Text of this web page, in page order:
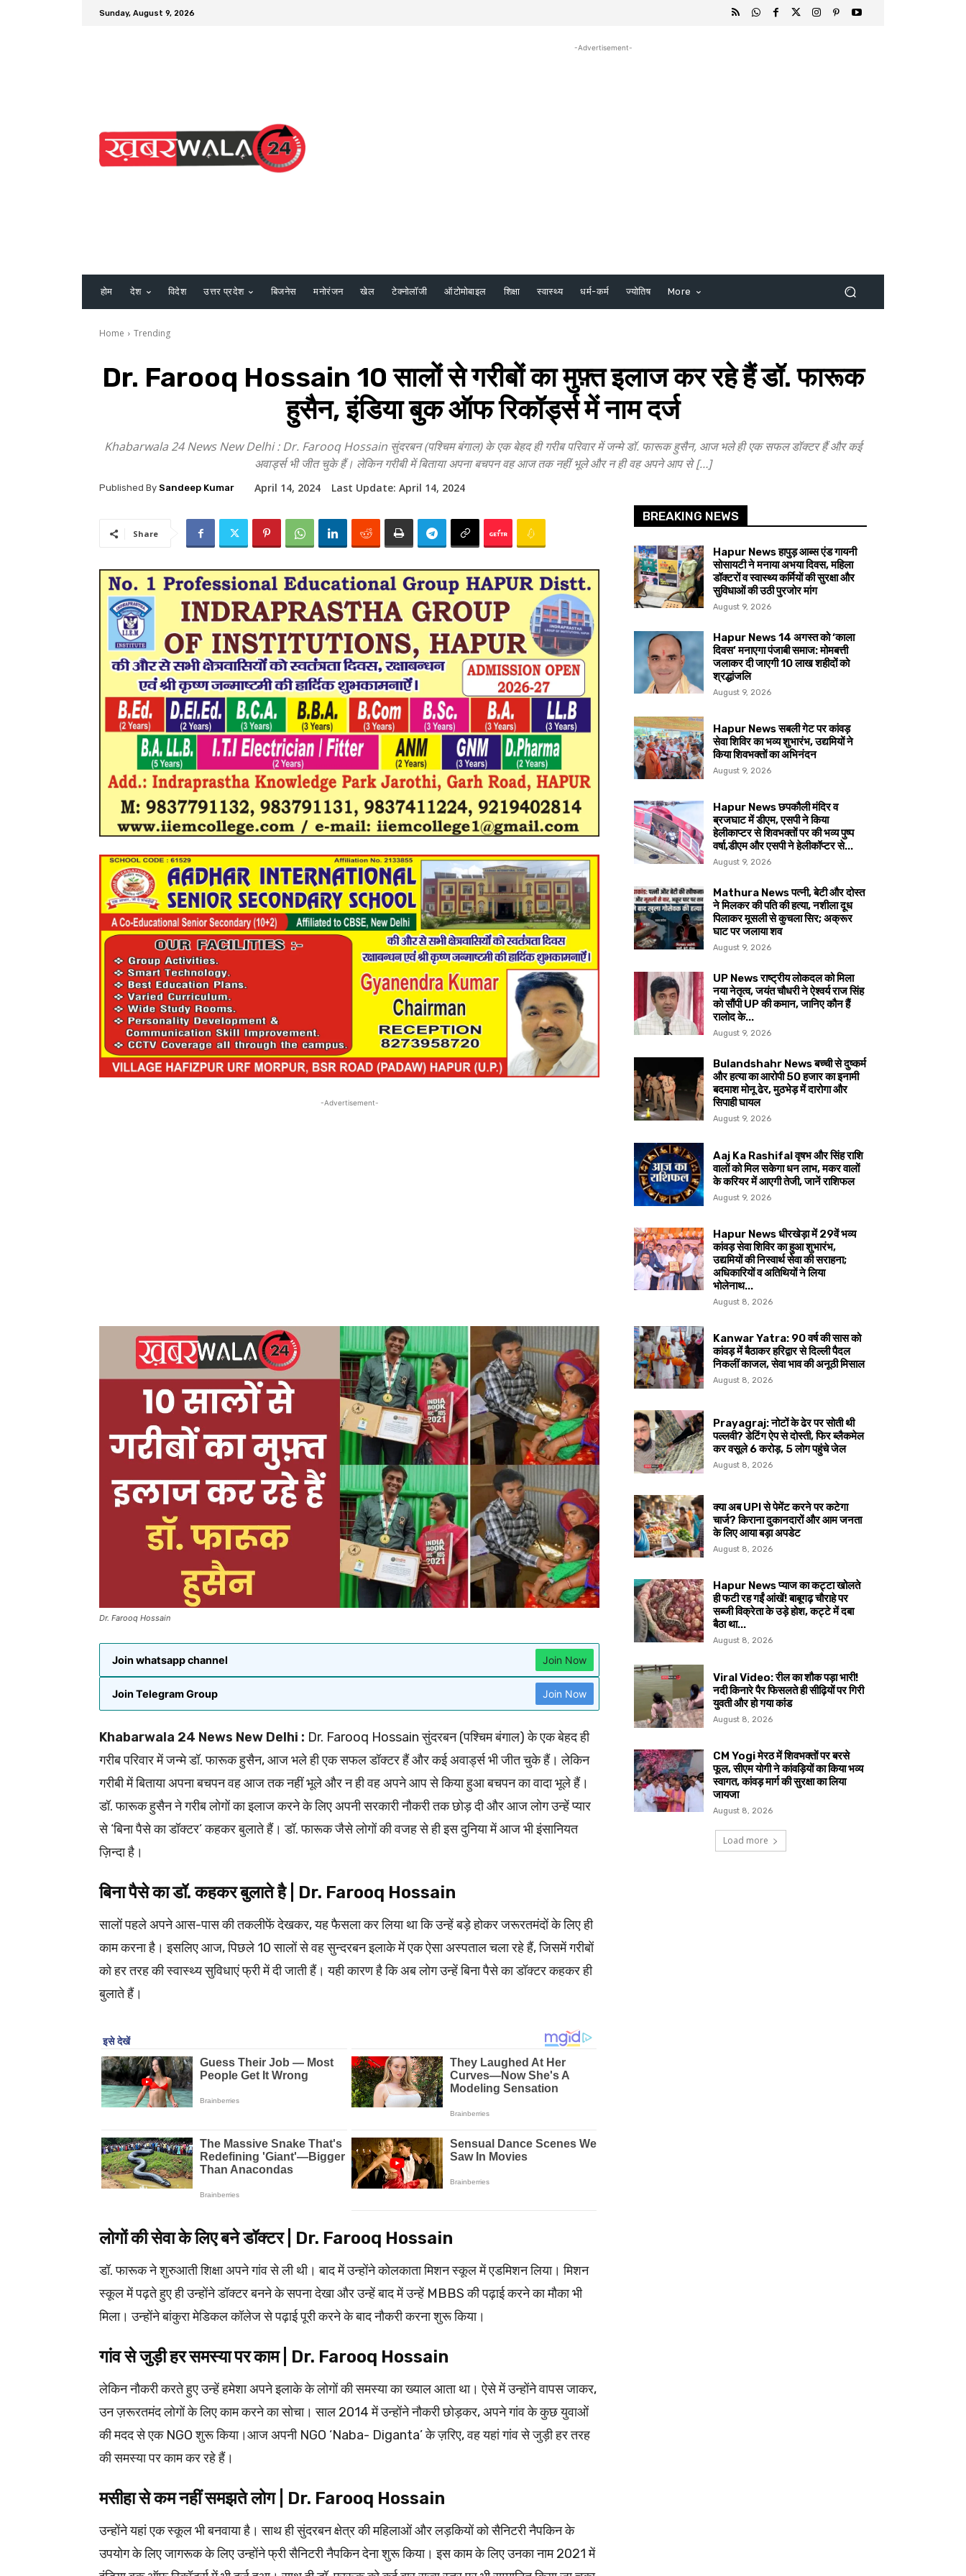
Sunday, August 9, 2026
-Advertisement-
होम देश विदेश उत्तर प्रदेश बिजनेस मनोरंजन खेल टेक्नोलॉजी ऑटोमोबाइल शिक्षा स्वास्थ्य धर्म-कर्म ज्योतिष More
Home Trending
Dr. Farooq Hossain 10 सालों से गरीबों का मुफ़्त इलाज कर रहे हैं डॉ. फारूक
हुसैन, इंडिया बुक ऑफ रिकॉर्ड्स में नाम दर्ज
Khabarwala 24 News New Delhi : Dr. Farooq Hossain सुंदरबन (पश्चिम बंगाल) के एक बेहद ही गरीब परिवार में जन्मे डॉ. फारूक हुसैन, आज भले ही एक सफल डॉक्टर हैं और कई
अवार्ड्स भी जीत चुके हैं। लेकिन गरीबी में बिताया अपना बचपन वह आज तक नहीं भूले और न ही वह अपने आप से […]
Published By Sandeep Kumar April 14, 2024 Last Update: April 14, 2024
Share
-Advertisement-
Dr. Farooq Hossain
Join whatsapp channel Join Now
Join Telegram Group Join Now
Khabarwala 24 News New Delhi : Dr. Farooq Hossain सुंदरबन (पश्चिम बंगाल) के एक बेहद ही
गरीब परिवार में जन्मे डॉ. फारूक हुसैन, आज भले ही एक सफल डॉक्टर हैं और कई अवार्ड्स भी जीत चुके हैं। लेकिन
गरीबी में बिताया अपना बचपन वह आज तक नहीं भूले और न ही वह अपने आप से किया हुआ बचपन का वादा भूले हैं।
डॉ. फारूक हुसैन ने गरीब लोगों का इलाज करने के लिए अपनी सरकारी नौकरी तक छोड़ दी और आज लोग उन्हें प्यार
से ‘बिना पैसे का डॉक्टर’ कहकर बुलाते हैं। डॉ. फारूक जैसे लोगों की वजह से ही इस दुनिया में आज भी इंसानियत
ज़िन्दा है।
बिना पैसे का डॉ. कहकर बुलाते है | Dr. Farooq Hossain
सालों पहले अपने आस-पास की तकलीफें देखकर, यह फैसला कर लिया था कि उन्हें बड़े होकर जरूरतमंदों के लिए ही
काम करना है। इसलिए आज, पिछले 10 सालों से वह सुन्दरबन इलाके में एक ऐसा अस्पताल चला रहे हैं, जिसमें गरीबों
को हर तरह की स्वास्थ्य सुविधाएं फ्री में दी जाती हैं। यही कारण है कि अब लोग उन्हें बिना पैसे का डॉक्टर कहकर ही
बुलाते हैं।
लोगों की सेवा के लिए बने डॉक्टर | Dr. Farooq Hossain
डॉ. फारूक ने शुरुआती शिक्षा अपने गांव से ली थी। बाद में उन्होंने कोलकाता मिशन स्कूल में एडमिशन लिया। मिशन
स्कूल में पढ़ते हुए ही उन्होंने डॉक्टर बनने के सपना देखा और उन्हें बाद में उन्हें MBBS की पढ़ाई करने का मौका भी
मिला। उन्होंने बांकुरा मेडिकल कॉलेज से पढ़ाई पूरी करने के बाद नौकरी करना शुरू किया।
गांव से जुड़ी हर समस्या पर काम | Dr. Farooq Hossain
लेकिन नौकरी करते हुए उन्हें हमेशा अपने इलाके के लोगों की समस्या का ख्याल आता था। ऐसे में उन्होंने वापस जाकर,
उन ज़रूरतमंद लोगों के लिए काम करने का सोचा। साल 2014 में उन्होंने नौकरी छोड़कर, अपने गांव के कुछ युवाओं
की मदद से एक NGO शुरू किया।आज अपनी NGO ‘Naba- Diganta’ के ज़रिए, वह यहां गांव से जुड़ी हर तरह
की समस्या पर काम कर रहे हैं।
मसीहा से कम नहीं समझते लोग | Dr. Farooq Hossain
उन्होंने यहां एक स्कूल भी बनवाया है। साथ ही सुंदरबन क्षेत्र की महिलाओं और लड़कियों को सैनिटरी नैपकिन के
उपयोग के लिए जागरूक के लिए उन्होंने फ्री सैनिटरी नैपकिन देना शुरू किया। इस काम के लिए उनका नाम 2021 में
BREAKING NEWS
Hapur News हापुड़ आब्स एंड गायनी
सोसायटी ने मनाया अभया दिवस, महिला
डॉक्टरों व स्वास्थ्य कर्मियों की सुरक्षा और
सुविधाओं की उठी पुरजोर मांग
August 9, 2026
Hapur News 14 अगस्त को ‘काला
दिवस’ मनाएगा पंजाबी समाज: मोमबत्ती
जलाकर दी जाएगी 10 लाख शहीदों को
श्रद्धांजलि
August 9, 2026
Hapur News सबली गेट पर कांवड़
सेवा शिविर का भव्य शुभारंभ, उद्यमियों ने
किया शिवभक्तों का अभिनंदन
August 9, 2026
Hapur News छपकौली मंदिर व
ब्रजघाट में डीएम, एसपी ने किया
हेलीकाप्टर से शिवभक्तों पर की भव्य पुष्प
वर्षा,डीएम और एसपी ने हेलीकॉप्टर से...
August 9, 2026
Mathura News पत्नी, बेटी और दोस्त
ने मिलकर की पति की हत्या, नशीला दूध
पिलाकर मूसली से कुचला सिर; अक्रूर
घाट पर जलाया शव
August 9, 2026
UP News राष्ट्रीय लोकदल को मिला
नया नेतृत्व, जयंत चौधरी ने ऐश्वर्य राज सिंह
को सौंपी UP की कमान, जानिए कौन हैं
रालोद के...
August 9, 2026
Bulandshahr News बच्ची से दुष्कर्म
और हत्या का आरोपी 50 हजार का इनामी
बदमाश मोनू ढेर, मुठभेड़ में दारोगा और
सिपाही घायल
August 9, 2026
Aaj Ka Rashifal वृषभ और सिंह राशि
वालों को मिल सकेगा धन लाभ, मकर वालों
के करियर में आएगी तेजी, जानें राशिफल
August 9, 2026
Hapur News धीरखेड़ा में 29वें भव्य
कांवड़ सेवा शिविर का हुआ शुभारंभ,
उद्यमियों की निस्वार्थ सेवा की सराहना;
अधिकारियों व अतिथियों ने लिया
भोलेनाथ...
August 8, 2026
Kanwar Yatra: 90 वर्ष की सास को
कांवड़ में बैठाकर हरिद्वार से दिल्ली पैदल
निकलीं काजल, सेवा भाव की अनूठी मिसाल
August 8, 2026
Prayagraj: नोटों के ढेर पर सोती थी
पल्लवी? डेटिंग ऐप से दोस्ती, फिर ब्लैकमेल
कर वसूले ₹6 करोड़, 5 लोग पहुंचे जेल
August 8, 2026
क्या अब UPI से पेमेंट करने पर कटेगा
चार्ज? किराना दुकानदारों और आम जनता
के लिए आया बड़ा अपडेट
August 8, 2026
Hapur News प्याज का कट्टा खोलते
ही फटी रह गईं आंखें! बाबूगढ़ चौराहे पर
सब्जी विक्रेता के उड़े होश, कट्टे में दबा
बैठा था...
August 8, 2026
Viral Video: रील का शौक पड़ा भारी!
नदी किनारे पैर फिसलते ही सीढ़ियों पर गिरी
युवती और हो गया कांड
August 8, 2026
CM Yogi मेरठ में शिवभक्तों पर बरसे
फूल, सीएम योगी ने कांवड़ियों का किया भव्य
स्वागत, कांवड़ मार्ग की सुरक्षा का लिया
जायजा
August 8, 2026
Load more